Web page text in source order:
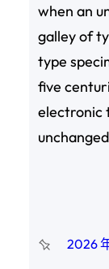
when an
galley of
type
five
electronic
2026